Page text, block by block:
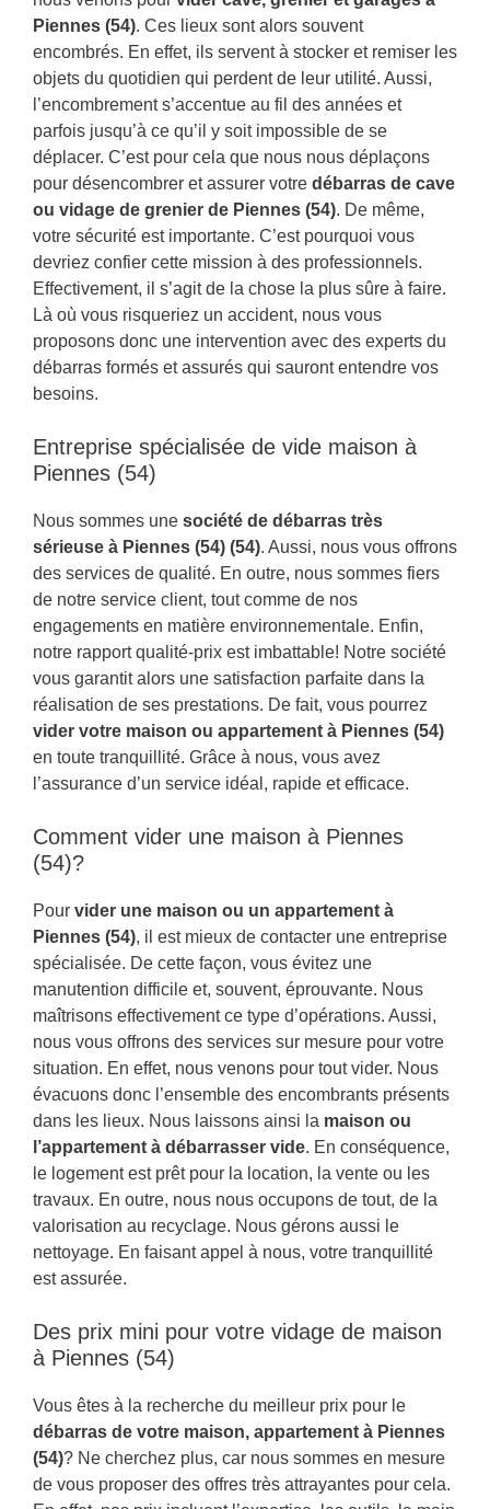
Piennes (54). Ces lieux sont alors souvent
encombrés. En effet, ils servent à stocker et remiser les
objets du quotidien qui perdent de leur utilité. Aussi,
l’encombrement s’accentue au fil des années et
parfois jusqu’à ce qu’il y soit impossible de se
déplacer. C’est pour cela que nous nous déplaçons
pour désencombrer et assurer votre débarras de cave
ou vidage de grenier de Piennes (54). De même,
votre sécurité est importante. C’est pourquoi vous
devriez confier cette mission à des professionnels.
Effectivement, il s’agit de la chose la plus sûre à faire.
Là où vous risqueriez un accident, nous vous
proposons donc une intervention avec des experts du
débarras formés et assurés qui sauront entendre vos
besoins.
Entreprise spécialisée de vide maison à
Piennes (54)
Nous sommes une société de débarras très
sérieuse à Piennes (54) (54). Aussi, nous vous offrons
des services de qualité. En outre, nous sommes fiers
de notre service client, tout comme de nos
engagements en matière environnementale. Enfin,
notre rapport qualité-prix est imbattable! Notre société
vous garantit alors une satisfaction parfaite dans la
réalisation de ses prestations. De fait, vous pourrez
vider votre maison ou appartement à Piennes (54)
en toute tranquillité. Grâce à nous, vous avez
l’assurance d’un service idéal, rapide et efficace.
Comment vider une maison à Piennes
(54)?
Pour vider une maison ou un appartement à
Piennes (54), il est mieux de contacter une entreprise
spécialisée. De cette façon, vous évitez une
manutention difficile et, souvent, éprouvante. Nous
maîtrisons effectivement ce type d’opérations. Aussi,
nous vous offrons des services sur mesure pour votre
situation. En effet, nous venons pour tout vider. Nous
évacuons donc l’ensemble des encombrants présents
dans les lieux. Nous laissons ainsi la maison ou
l’appartement à débarrasser vide. En conséquence,
le logement est prêt pour la location, la vente ou les
travaux. En outre, nous nous occupons de tout, de la
valorisation au recyclage. Nous gérons aussi le
nettoyage. En faisant appel à nous, votre tranquillité
est assurée.
Des prix mini pour votre vidage de maison
à Piennes (54)
Vous êtes à la recherche du meilleur prix pour le
débarras de votre maison, appartement à Piennes
(54)? Ne cherchez plus, car nous sommes en mesure
de vous proposer des offres très attrayantes pour cela.